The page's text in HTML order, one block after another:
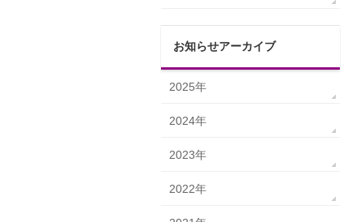
お知らせアーカイブ
2025年
2024年
2023年
2022年